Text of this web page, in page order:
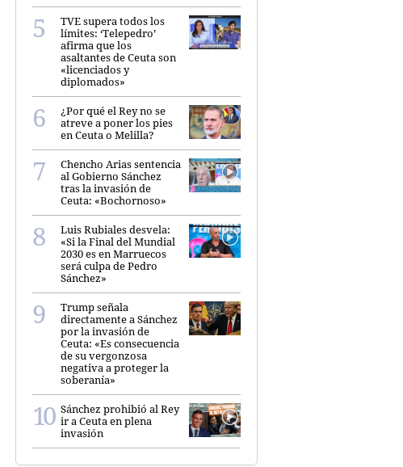
TVE supera todos los
límites: ‘Telepedro’
afirma que los
asaltantes de Ceuta son
«licenciados y
diplomados»
¿Por qué el Rey no se
atreve a poner los pies
en Ceuta o Melilla?
Chencho Arias sentencia
al Gobierno Sánchez
tras la invasión de
Ceuta: «Bochornoso»
Luis Rubiales desvela:
«Si la Final del Mundial
2030 es en Marruecos
será culpa de Pedro
Sánchez»
Trump señala
directamente a Sánchez
por la invasión de
Ceuta: «Es consecuencia
de su vergonzosa
negativa a proteger la
soberanía»
Sánchez prohibió al Rey
ir a Ceuta en plena
invasión